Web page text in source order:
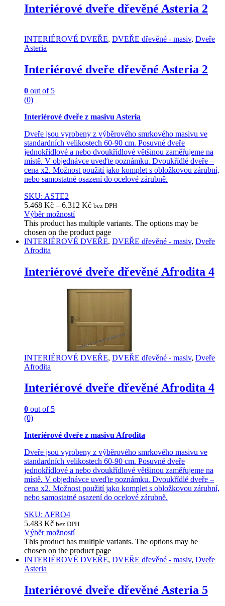
Interiérové dveře dřevěné Asteria 2
INTERIÉROVÉ DVEŘE, DVEŘE dřevěné - masiv, Dveře
Asteria
Interiérové dveře dřevěné Asteria 2
0 out of 5
(0)
Interiérové dveře z masivu Asteria
Dveře jsou vyrobeny z výběrového smrkového masivu ve
standardních velikostech 60-90 cm. Posuvné dveře
jednokřídlové a nebo dvoukřídlové většinou zaměřujeme na
místě. V objednávce uveďte poznámku. Dvoukřídlé dveře –
cena x2. Možnost použití jako komplet s obložkovou zárubní,
nebo samostatné osazení do ocelové zárubně.
SKU: ASTE2
5.468 Kč – 6.312 Kč bez DPH
Výběr možností
This product has multiple variants. The options may be
chosen on the product page
INTERIÉROVÉ DVEŘE, DVEŘE dřevěné - masiv, Dveře
Afrodita
Interiérové dveře dřevěné Afrodita 4
INTERIÉROVÉ DVEŘE, DVEŘE dřevěné - masiv, Dveře
Afrodita
Interiérové dveře dřevěné Afrodita 4
0 out of 5
(0)
Interiérové dveře z masivu Afrodita
Dveře jsou vyrobeny z výběrového smrkového masivu ve
standardních velikostech 60-90 cm. Posuvné dveře
jednokřídlové a nebo dvoukřídlové většinou zaměřujeme na
místě. V objednávce uveďte poznámku. Dvoukřídlé dveře –
cena x2. Možnost použití jako komplet s obložkovou zárubní,
nebo samostatné osazení do ocelové zárubně.
SKU: AFRO4
5.483 Kč bez DPH
Výběr možností
This product has multiple variants. The options may be
chosen on the product page
INTERIÉROVÉ DVEŘE, DVEŘE dřevěné - masiv, Dveře
Asteria
Interiérové dveře dřevěné Asteria 5